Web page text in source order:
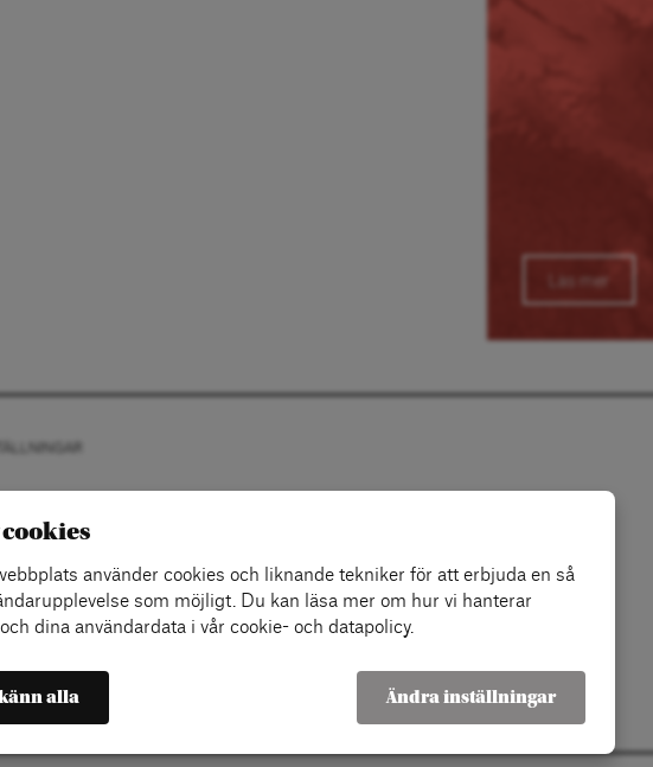
Läs mer
cookies
använder cookies och liknande tekniker för att erbjuda en så
som möjligt. Du kan läsa mer om hur vi hanterar
dina användardata i vår cookie- och datapolicy.
alla Ändra inställningar